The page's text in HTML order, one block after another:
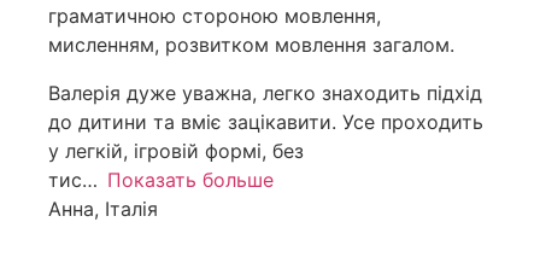
граматичною стороною мовлення,
мисленням, розвитком мовлення загалом.
Валерія дуже уважна, легко знаходить підхід
до дитини та вміє зацікавити. Усе проходить
у легкій, ігровій формі, без
тис
Показать больше
Анна, Італія